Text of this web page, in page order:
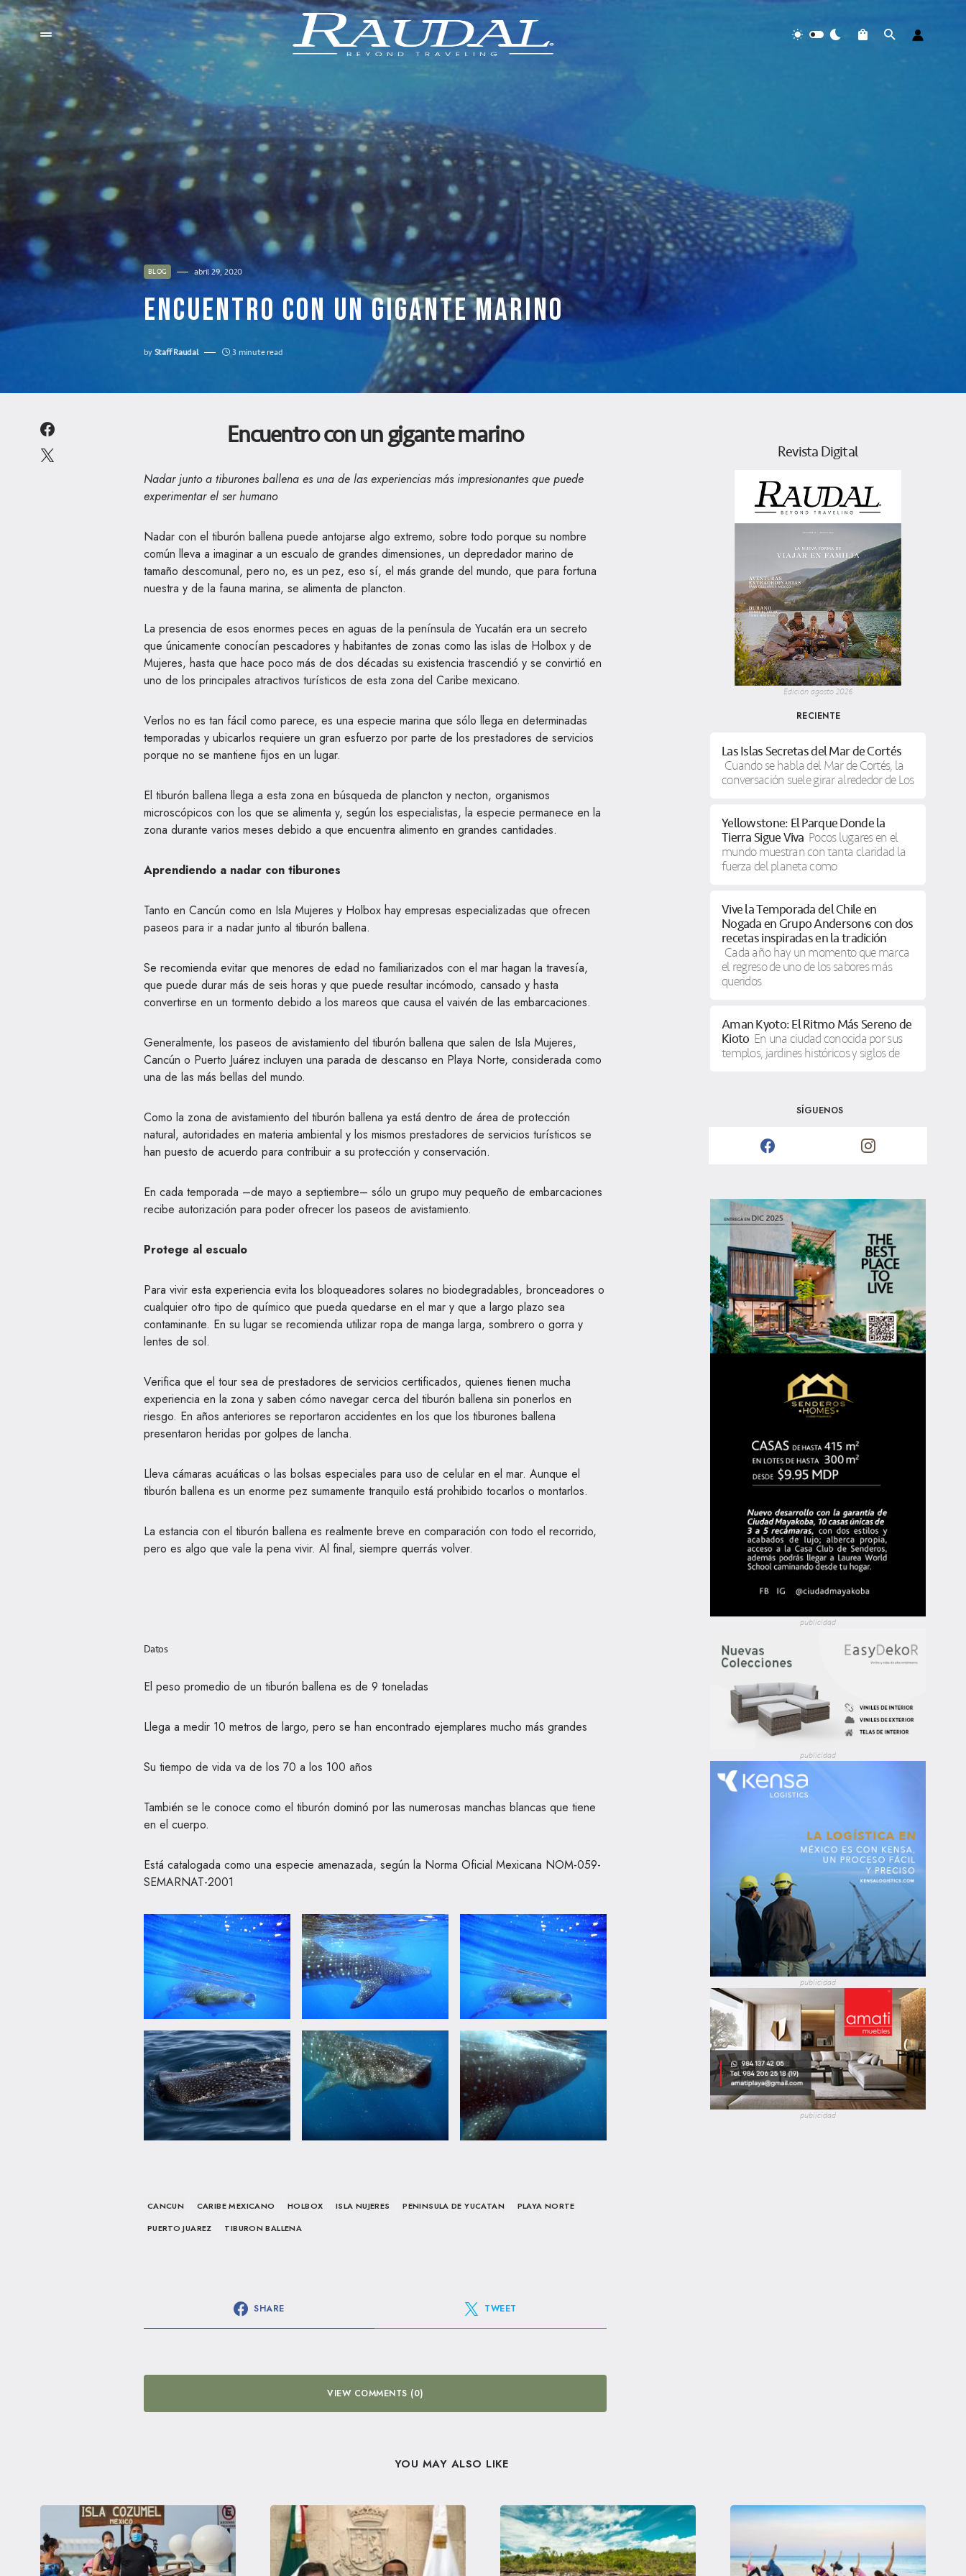
BLOG abril 29, 2020
ENCUENTRO CON UN GIGANTE MARINO
byStaff Raudal 3 minute read
Encuentro con un gigante marino
Nadar junto a tiburones ballena es una de las experiencias más impresionantes que puede
experimentar el ser humano
Nadar con el tiburón ballena puede antojarse algo extremo, sobre todo porque su nombre
común lleva a imaginar a un escualo de grandes dimensiones, un depredador marino de
tamaño descomunal, pero no, es un pez, eso sí, el más grande del mundo, que para fortuna
nuestra y de la fauna marina, se alimenta de plancton.
La presencia de esos enormes peces en aguas de la península de Yucatán era un secreto
que únicamente conocían pescadores y habitantes de zonas como las islas de Holbox y de
Mujeres, hasta que hace poco más de dos décadas su existencia trascendió y se convirtió en
uno de los principales atractivos turísticos de esta zona del Caribe mexicano.
Verlos no es tan fácil como parece, es una especie marina que sólo llega en determinadas
temporadas y ubicarlos requiere un gran esfuerzo por parte de los prestadores de servicios
porque no se mantiene fijos en un lugar.
El tiburón ballena llega a esta zona en búsqueda de plancton y necton, organismos
microscópicos con los que se alimenta y, según los especialistas, la especie permanece en la
zona durante varios meses debido a que encuentra alimento en grandes cantidades.
Aprendiendo a nadar con tiburones
Tanto en Cancún como en Isla Mujeres y Holbox hay empresas especializadas que ofrecen
paseos para ir a nadar junto al tiburón ballena.
Se recomienda evitar que menores de edad no familiarizados con el mar hagan la travesía,
que puede durar más de seis horas y que puede resultar incómodo, cansado y hasta
convertirse en un tormento debido a los mareos que causa el vaivén de las embarcaciones.
Generalmente, los paseos de avistamiento del tiburón ballena que salen de Isla Mujeres,
Cancún o Puerto Juárez incluyen una parada de descanso en Playa Norte, considerada como
una de las más bellas del mundo.
Como la zona de avistamiento del tiburón ballena ya está dentro de área de protección
natural, autoridades en materia ambiental y los mismos prestadores de servicios turísticos se
han puesto de acuerdo para contribuir a su protección y conservación.
En cada temporada –de mayo a septiembre– sólo un grupo muy pequeño de embarcaciones
recibe autorización para poder ofrecer los paseos de avistamiento.
Protege al escualo
Para vivir esta experiencia evita los bloqueadores solares no biodegradables, bronceadores o
cualquier otro tipo de químico que pueda quedarse en el mar y que a largo plazo sea
contaminante. En su lugar se recomienda utilizar ropa de manga larga, sombrero o gorra y
lentes de sol.
Verifica que el tour sea de prestadores de servicios certificados, quienes tienen mucha
experiencia en la zona y saben cómo navegar cerca del tiburón ballena sin ponerlos en
riesgo. En años anteriores se reportaron accidentes en los que los tiburones ballena
presentaron heridas por golpes de lancha.
Lleva cámaras acuáticas o las bolsas especiales para uso de celular en el mar. Aunque el
tiburón ballena es un enorme pez sumamente tranquilo está prohibido tocarlos o montarlos.
La estancia con el tiburón ballena es realmente breve en comparación con todo el recorrido,
pero es algo que vale la pena vivir. Al final, siempre querrás volver.
Datos
El peso promedio de un tiburón ballena es de 9 toneladas
Llega a medir 10 metros de largo, pero se han encontrado ejemplares mucho más grandes
Su tiempo de vida va de los 70 a los 100 años
También se le conoce como el tiburón dominó por las numerosas manchas blancas que tiene
en el cuerpo.
Está catalogada como una especie amenazada, según la Norma Oficial Mexicana NOM-059-
SEMARNAT-2001
CANCUN CARIBE MEXICANO HOLBOX ISLA NUJERES PENINSULA DE YUCATAN
PLAYA NORTE
PUERTO JUAREZ
TIBURON BALLENA
SHARE TWEET
VIEW COMMENTS (0)
Revista Digital
Edición agosto 2026
RECIENTE
Las Islas Secretas del Mar de Cortés
Cuando se habla del Mar de Cortés, la
conversación suele girar alrededor de Los
Yellowstone: El Parque Donde la
Tierra Sigue Viva Pocos lugares en el
mundo muestran con tanta claridad la
fuerza del planeta como
Vive la Temporada del Chile en
Nogada en Grupo Anderson’s con dos
recetas inspiradas en la tradición
Cada año hay un momento que marca
el regreso de uno de los sabores más
queridos
Aman Kyoto: El Ritmo Más Sereno de
Kioto En una ciudad conocida por sus
templos, jardines históricos y siglos de
SÍGUENOS
publicidad
publicidad
publicidad
publicidad
YOU MAY ALSO LIKE